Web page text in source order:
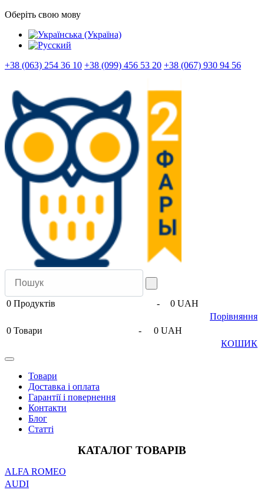
Оберіть свою мову
+38 (063) 254 36 10 +38 (099) 456 53 20 +38 (067) 930 94 56
0 Продуктів -
0 UAH
Порівняння
0 Товари -
0 UAH
КОШИК
Товари
Доставка і оплата
Гарантії і повернення
Контакти
Блог
Статті
КАТАЛОГ ТОВАРІВ
ALFA ROMEO
AUDI